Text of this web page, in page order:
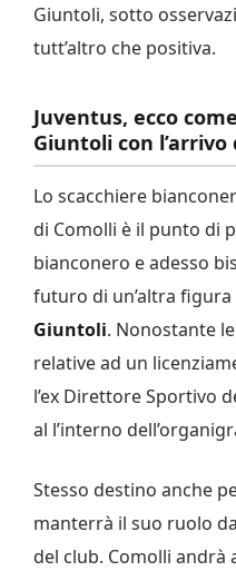
Giuntoli, sotto
tutt’altro che positiva.
Juventus, ecco
Giuntoli con l’arrivo
Lo scacchiere
di Comolli è il punto di
bianconero e adesso
futuro di un’altra figura
Giuntoli. Nonostante
relative ad un
l’ex Direttore Sportivo
al l’interno
Stesso destino anche
manterrà il suo ruolo
del club. Comolli